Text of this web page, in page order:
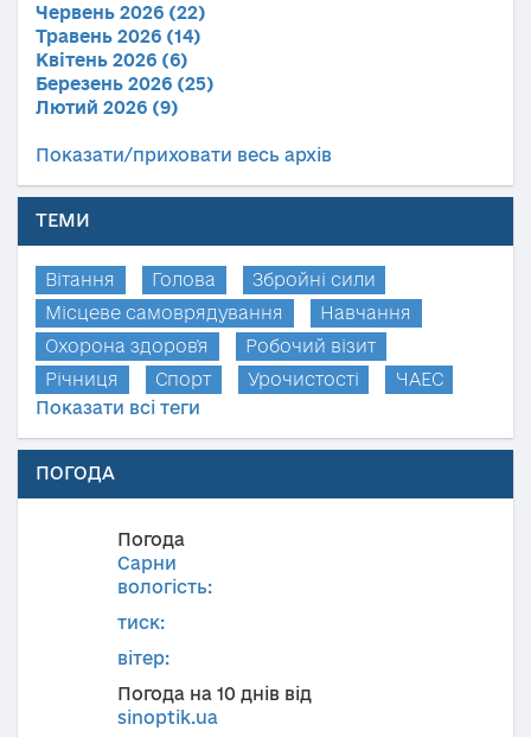
Червень 2026 (22)
Травень 2026 (14)
Квітень 2026 (6)
Березень 2026 (25)
Лютий 2026 (9)
Показати/приховати весь архів
ТЕМИ
Вітання Голова
Збройні сили
Місцеве самоврядування
Навчання
Охорона здоров'я
Робочий візит
Річниця
Спорт Урочистості
ЧАЕС
Показати всі теги
ПОГОДА
Погода
Сарни
вологість:
тиск:
вітер:
Погода на 10 днів від
sinoptik.ua